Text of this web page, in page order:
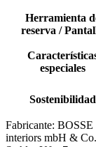
Herramienta
reserva /
especiales
Sostenibilidad
Fabricante: BOSSE
interiors mbH &